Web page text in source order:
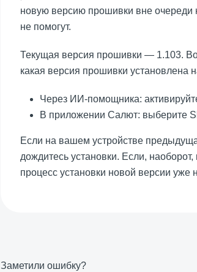
новую версию прошивки вне очереди
не помогут.
Текущая версия прошивки — 1.103.
какая версия прошивки установлена
Через ИИ-помощника:
В приложении Салют: выберите
Если на вашем устройстве
дождитесь установки. Если,
процесс установки новой версии
Заметили ошибку?